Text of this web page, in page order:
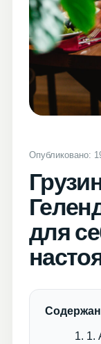
Опубликовано:
для
1.